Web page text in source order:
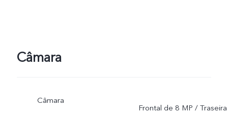
Câmara
Câmara
Frontal de 8 MP / Traseira